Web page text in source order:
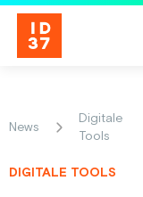
News
Digitale
Tools
DIGITALE TOOLS